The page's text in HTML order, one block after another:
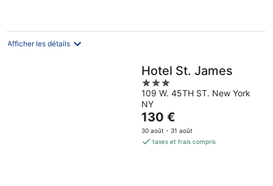
nuit
Afficher les détails
Hotel St. James
3
out
of
5
109 W. 45TH ST. New York
NY
Le
prix
est
130 €
30 août - 31 août
taxes et frais compris